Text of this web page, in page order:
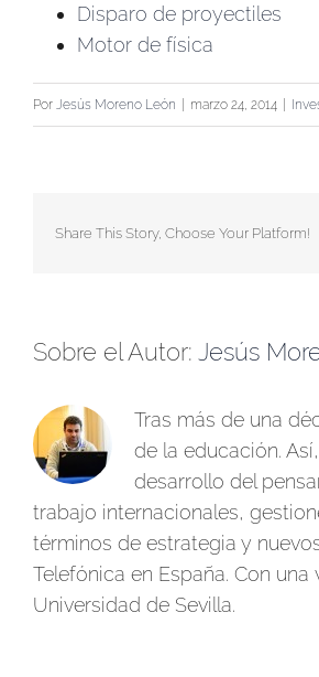
Disparo de proyectiles
Motor de física
Por Jesús Moreno León marzo 24, 2014
Share This Story, Choose Your Platform!
Sobre el Autor: Jesús
Tras más de una
de la educación.
desarrollo del
trabajo internacionales,
términos de estrategia y
Telefónica en España. Con
Universidad de Sevilla.